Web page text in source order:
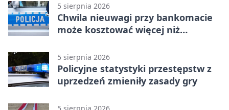
5 sierpnia 2026
Chwila nieuwagi przy bankomacie
może kosztować więcej niż
5 sierpnia 2026
Policyjne statystyki przestępstw z
uprzedzeń zmieniły zasady gry